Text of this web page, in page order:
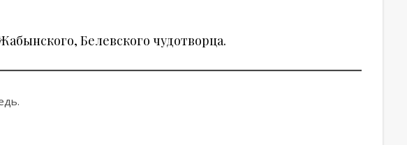
Белевского чудотворца.